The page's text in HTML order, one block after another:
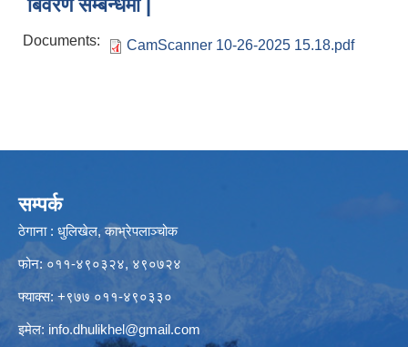
बिवरण सम्बन्धमा |
Documents: CamScanner 10-26-2025 15.18.pdf
सम्पर्क
ठेगाना : धुलिखेल, काभ्रेपलाञ्चोक
फोन: ०११-४९०३२४, ४९०७२४
फ्याक्स: +९७७ ०११-४९०३३०
इमेल: info.dhulikhel@gmail.com